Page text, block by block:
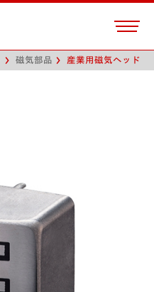
磁気部品 産業用磁気ヘッド